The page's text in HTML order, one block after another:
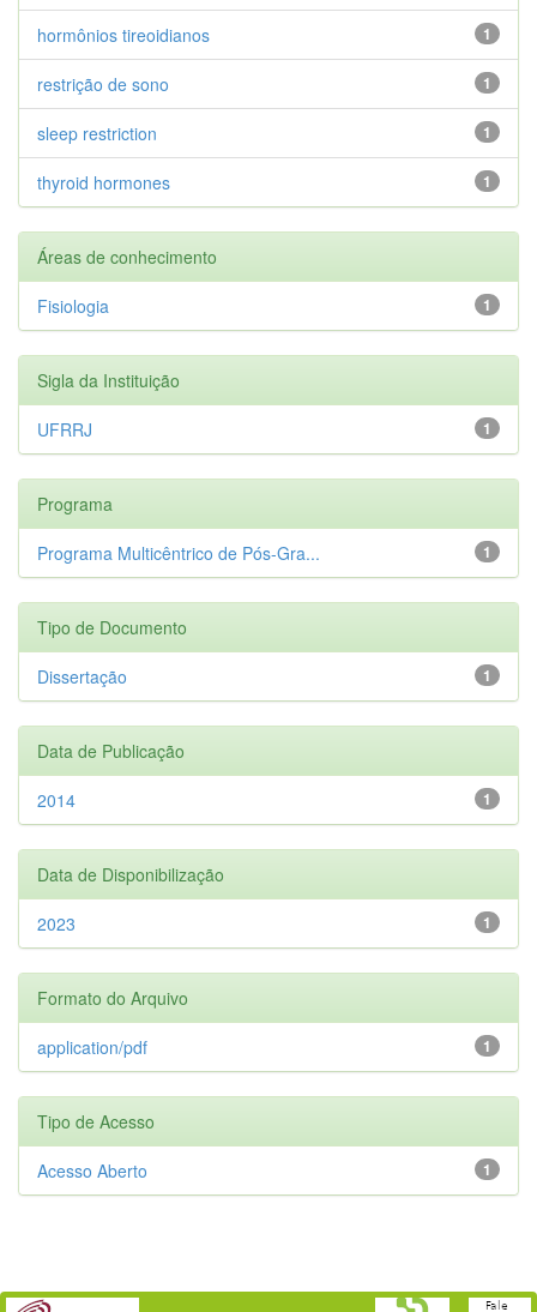
1
hormônios tireoidianos
1
restrição de sono
1
sleep restriction
1
thyroid hormones
Áreas de conhecimento
1
Fisiologia
Sigla da Instituição
1
UFRRJ
Programa
1
Programa Multicêntrico de Pós-Gra...
Tipo de Documento
1
Dissertação
Data de Publicação
1
2014
Data de Disponibilização
1
2023
Formato do Arquivo
1
application/pdf
Tipo de Acesso
1
Acesso Aberto